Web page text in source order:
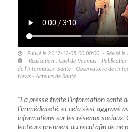
Publié le 2017-12-05 00:00:00 - Révisé
Réalisation : Gaël de Vaumas -
de l’Information Santé - Observatoire de
News - Acteurs de Santé
"La presse traite l’information santé
l’immédiateté, et cela s’est aggravé
informations sur les réseaux sociaux.
lecteurs prennent du recul afin de ne